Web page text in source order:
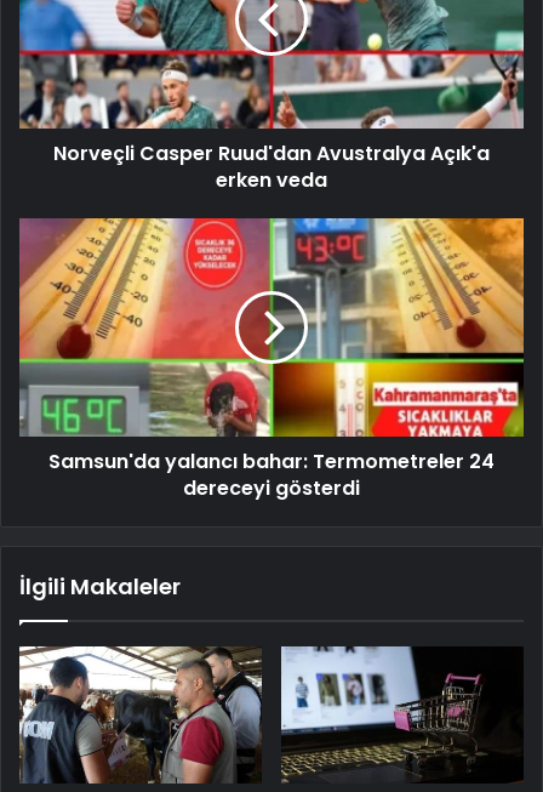
Norveçli Casper Ruud'dan Avustralya Açık'a
erken veda
Samsun'da yalancı bahar: Termometreler 24
dereceyi gösterdi
İlgili Makaleler